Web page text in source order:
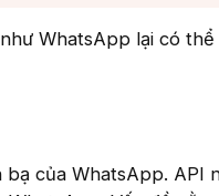
WhatsApp lại có
của WhatsApp. API